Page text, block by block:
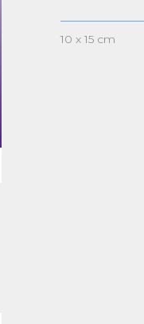
10 x 15 cm